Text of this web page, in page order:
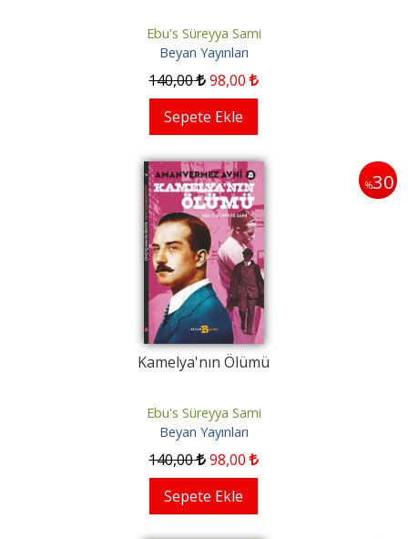
Ebu's Süreyya Sami
Beyan Yayınları
140,00 98,00
Sepete Ekle
%30
Kamelya'nın Ölümü
Ebu's Süreyya Sami
Beyan Yayınları
140,00 98,00
Sepete Ekle